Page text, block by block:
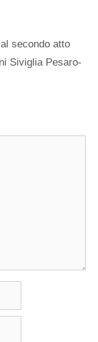
secondo atto
Siviglia Pesaro-